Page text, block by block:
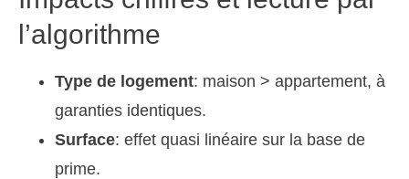
l’algorithme
Type de logement: maison > appartement, à
garanties identiques.
Surface: effet quasi linéaire sur la base de
prime.